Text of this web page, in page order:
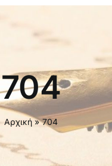
704
Αρχική»704